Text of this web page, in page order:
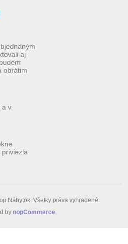
aj
obrátim
a v
Nábytok. Všetky práva vyhradené.
by nopCommerce